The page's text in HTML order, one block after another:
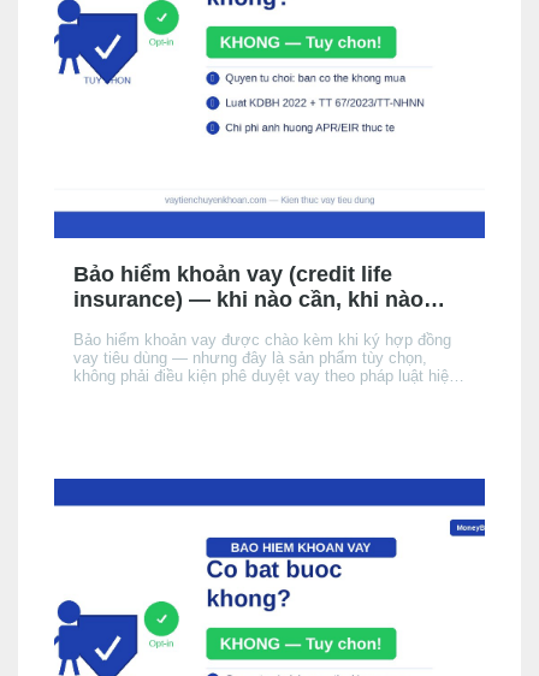
Bảo hiểm khoản vay (credit life
insurance) — khi nào cần, khi nào
Bảo hiểm khoản vay được chào kèm khi ký hợp đồng
vay tiêu dùng — nhưng đây là sản phẩm tùy chọn,
không phải điều kiện phê duyệt vay theo pháp luật hiện